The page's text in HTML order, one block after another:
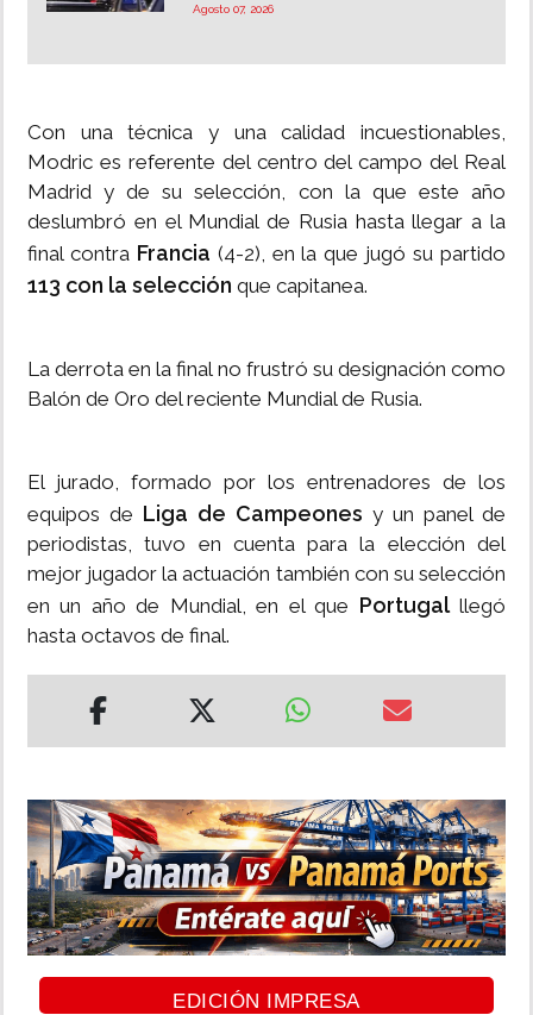
Agosto 07, 2026
Con una técnica y una calidad incuestionables,
Modric es referente del centro del campo del Real
Madrid y de su selección, con la que este año
deslumbró en el Mundial de Rusia hasta llegar a la
final contra Francia (4-2), en la que jugó su partido
113 con la selección que capitanea.
La derrota en la final no frustró su designación como
Balón de Oro del reciente Mundial de Rusia.
El jurado, formado por los entrenadores de los
equipos de Liga de Campeones y un panel de
periodistas, tuvo en cuenta para la elección del
mejor jugador la actuación también con su selección
en un año de Mundial, en el que Portugalllegó
hasta octavos de final.
EDICIÓN IMPRESA